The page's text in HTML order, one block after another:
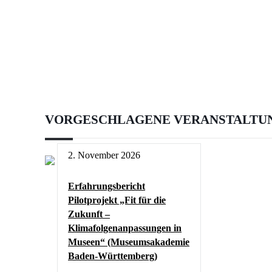
VORGESCHLAGENE
2. November 2026
Erfahrungsbericht
Pilotprojekt „Fit für die
Zukunft –
Klimafolgenanpassungen in
Museen“ (Museumsakademie
Baden-Württemberg)